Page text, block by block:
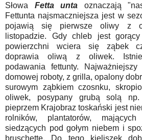
Słowa Fetta unta oznaczają
Fettunta najsmaczniejsza jest w
pojawią się pierwsze oliwy z
listopadzie. Gdy chleb jest
powierzchni wciera się ząbek
doprawia oliwą z oliwek.
podawania fettunty.
domowej roboty, z grilla, opalony
surowym ząbkiem czosnku,
oliwek, posypany grubą solą np.
pieprzem Krajobraz toskański jest
rolników, plantatorów,
siedzących pod gołym niebem i
bruschettę. Do tego kieliszek